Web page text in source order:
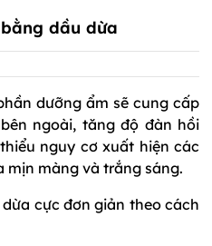
dầu dừa
dưỡng ẩm sẽ cung cấp
ngoài, tăng độ đàn hồi
nguy cơ xuất hiện các
mịn màng và trắng sáng.
cực đơn giản theo cách